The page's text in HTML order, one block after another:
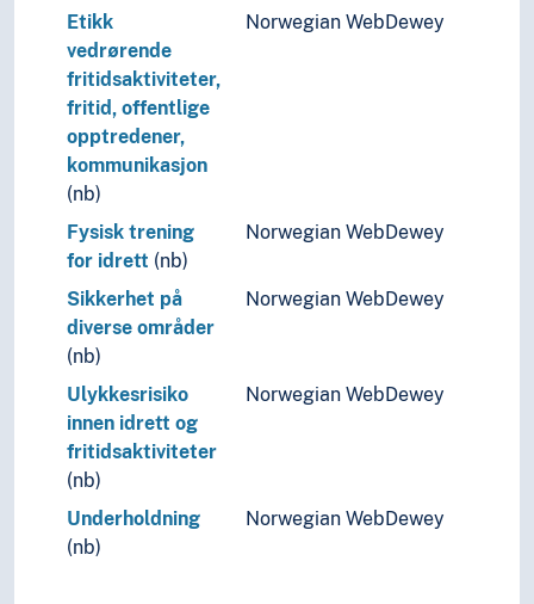
Etikk
vedrørende
fritidsaktiviteter,
fritid, offentlige
opptredener,
kommunikasjon
(nb)
Norwegian WebDewey
Fysisk trening
for idrett (nb)
Norwegian WebDewey
Sikkerhet på
diverse områder
(nb)
Norwegian WebDewey
Ulykkesrisiko
innen idrett og
fritidsaktiviteter
(nb)
Norwegian WebDewey
Underholdning
(nb)
Norwegian WebDewey